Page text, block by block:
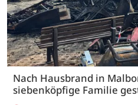
Nach Hausbrand in
siebenköpfige Familie